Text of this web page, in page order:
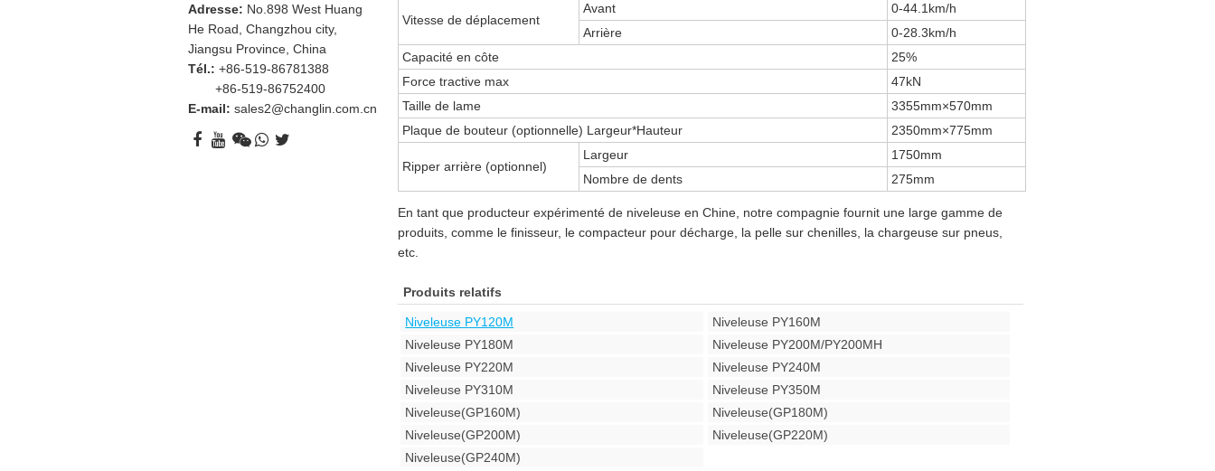
Vitesse de déplacement
Avant
0-44.1km/h
Arrière
0-28.3km/h
Capacité en côte
25%
Force tractive max
47kN
Taille de lame
3355mm×570mm
Plaque de bouteur (optionnelle) Largeur*Hauteur
2350mm×775mm
Ripper arrière (optionnel)
Largeur
1750mm
Nombre de dents
275mm
En tant que producteur expérimenté de niveleuse en Chine, notre compagnie fournit une large gamme de
produits, comme le finisseur, le compacteur pour décharge, la pelle sur chenilles, la chargeuse sur pneus,
etc.
Produits relatifs
Niveleuse PY120M
Niveleuse PY160M
Niveleuse PY180M
Niveleuse PY200M/PY200MH
Niveleuse PY220M
Niveleuse PY240M
Niveleuse PY310M
Niveleuse PY350M
Niveleuse(GP160M)
Niveleuse(GP180M)
Niveleuse(GP200M)
Niveleuse(GP220M)
Niveleuse(GP240M)
Adresse: No.898 West Huang
He Road, Changzhou city,
Jiangsu Province, China
Tél.: +86-519-86781388
+86-519-86752400
E-mail:sales2@changlin.com.cn